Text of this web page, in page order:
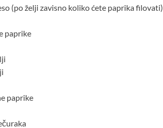
(po želji zavisno koliko ćete paprika filovati)
paprike
paprike